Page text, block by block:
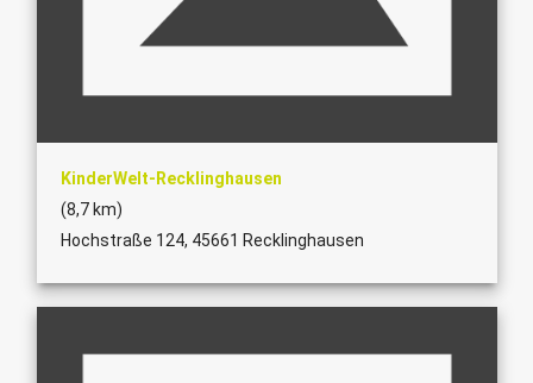
KinderWelt-Recklinghausen
(8,7 km)
Hochstraße 124, 45661 Recklinghausen